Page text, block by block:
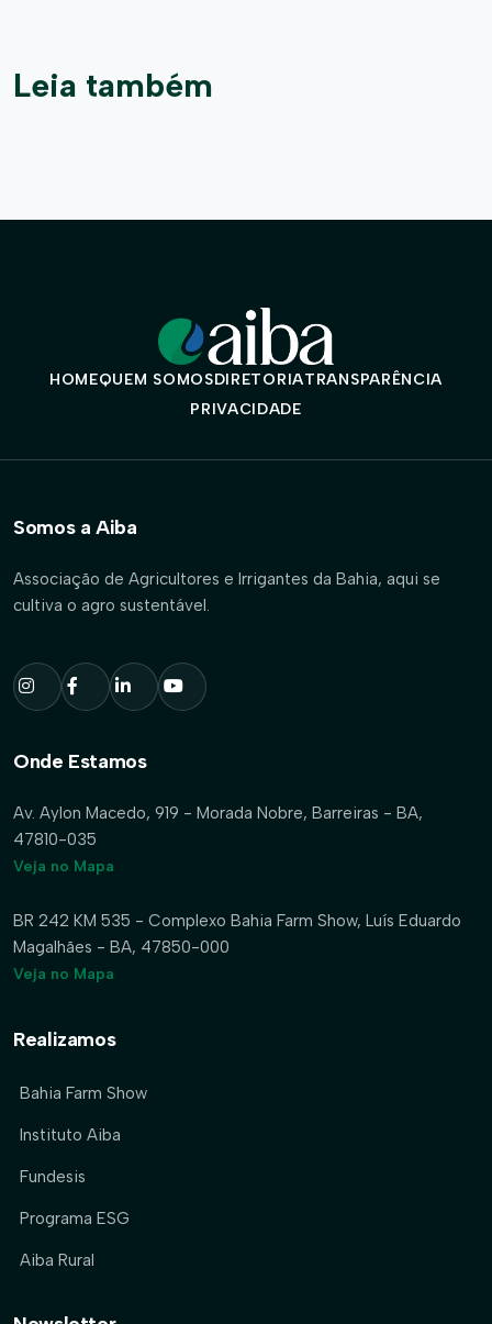
Leia também
HOMEQUEM SOMOSDIRETORIATRANSPARÊNCIA
PRIVACIDADE
Somos a Aiba
Associação de Agricultores e Irrigantes da Bahia, aqui se
cultiva o agro sustentável.
Onde Estamos
Av. Aylon Macedo, 919 - Morada Nobre, Barreiras - BA,
47810-035
Veja no Mapa
BR 242 KM 535 - Complexo Bahia Farm Show, Luís Eduardo
Magalhães - BA, 47850-000
Veja no Mapa
Realizamos
Bahia Farm Show
Instituto Aiba
Fundesis
Programa ESG
Aiba Rural